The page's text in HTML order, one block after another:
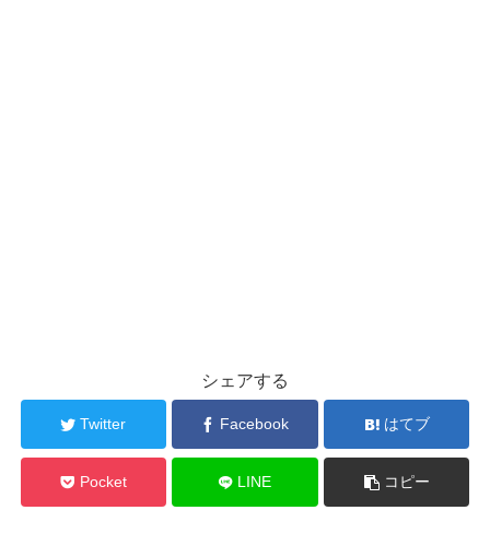
シェアする
Twitter Facebook はてブ
Pocket LINE コピー